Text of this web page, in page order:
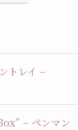
トレイ –
– ペンマン